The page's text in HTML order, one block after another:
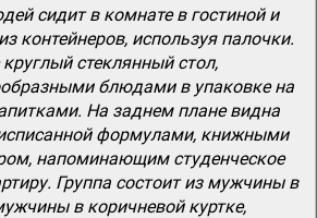
сидит в комнате в гостиной и
контейнеров, используя палочки.
стеклянный стол,
блюдами в упаковке на
На заднем плане видна
формулами, книжными
напоминающим студенческое
Группа состоит из мужчины в
в коричневой куртке,